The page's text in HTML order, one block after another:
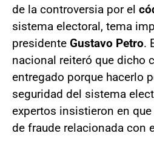
de la controversia por el
sistema electoral, tema
presidente Gustavo Petro.
nacional reiteró que dicho
entregado porque hacerlo
seguridad del sistema
expertos insistieron en
de fraude relacionada con